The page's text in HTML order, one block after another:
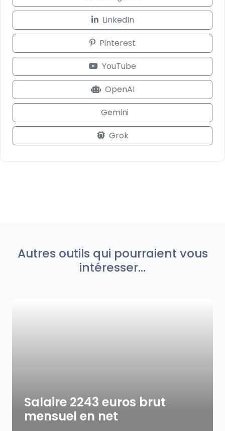
LinkedIn
Pinterest
YouTube
OpenAI
Gemini
Grok
Autres outils qui pourraient vous
intéresser...
Salaire 2243 euros brut
mensuel en net